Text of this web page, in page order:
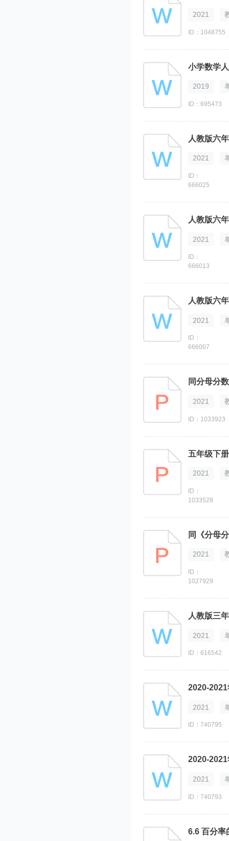
2021
ID：1048755
小学数学
2019
ID：695473
人教版六
2021
ID：
666025
人教版六
2021
ID：
666013
人教版六
2021
ID：
666007
同分母分
2021
ID：1033923
五年级下
2021
ID：
1033528
同《分母
2021
ID：
1027929
人教版三
2021
ID：616542
2020-
2021
ID：740795
2021
ID：740793
6.6 百分率